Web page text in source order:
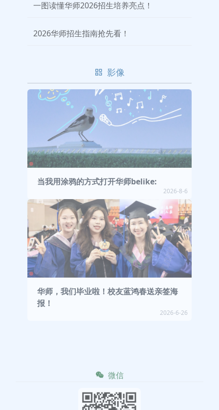
一图读懂华师2026招生培养亮点！
2026华师招生指南抢先看！
影像
当我用涂鸦的方式打开华师belike:
2026-8-6
华师，我们毕业啦！校友蓝鸿春送亲签海
报！
2026-6-26
微信